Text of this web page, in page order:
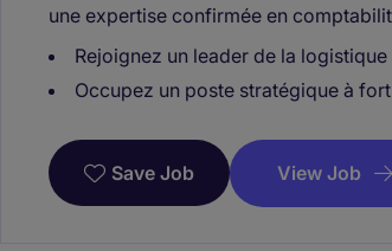
une expertise confirmée en
Rejoignez un leader de la
Occupez un poste stratégique à
Save Job View Job